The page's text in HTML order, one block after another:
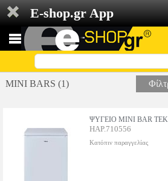
E-shop.gr App
MINI BARS (1)
ΨΥΓΕΙΟ MINI BAR
HAP.710556
Κατόπιν παραγγελίας